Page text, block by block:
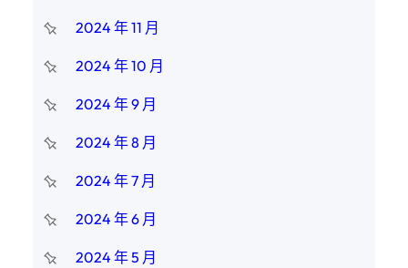
2024 年 11 月
2024 年 10 月
2024 年 9 月
2024 年 8 月
2024 年 7 月
2024 年 6 月
2024 年 5 月